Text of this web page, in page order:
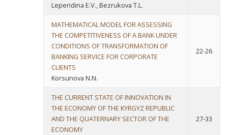
Lependina E.V., Bezrukova T.L.
MATHEMATICAL MODEL FOR ASSESSING
THE COMPETITIVENESS OF A BANK UNDER
CONDITIONS OF TRANSFORMATION OF
BANKING SERVICE FOR CORPORATE
CLIENTS
Korsunova N.N.
22-26
THE CURRENT STATE OF INNOVATION IN
THE ECONOMY OF THE KYRGYZ REPUBLIC
AND THE QUATERNARY SECTOR OF THE
ECONOMY
27-33